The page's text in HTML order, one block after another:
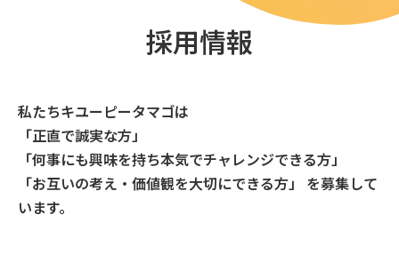
採用情報
私たちキユーピータマゴは
「正直で誠実な方」
「何事にも興味を持ち本気でチャレンジできる方」
「お互いの考え・価値観を大切にできる方」 を募集して
います。